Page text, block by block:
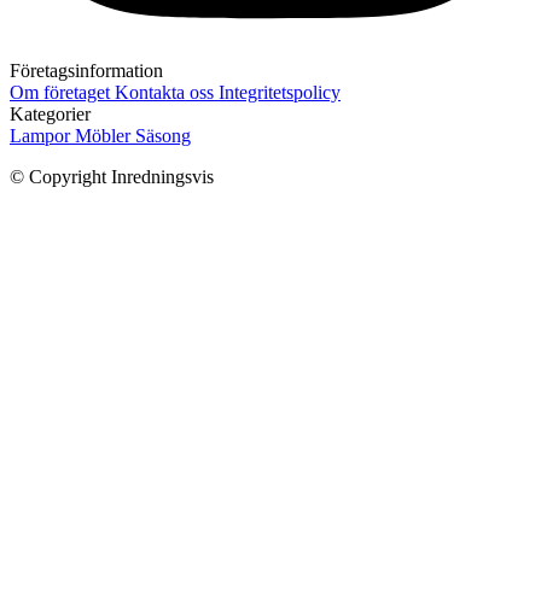
Företagsinformation
Om företaget Kontakta oss Integritetspolicy
Kategorier
LamporMöbler Säsong
© Copyright Inredningsvis